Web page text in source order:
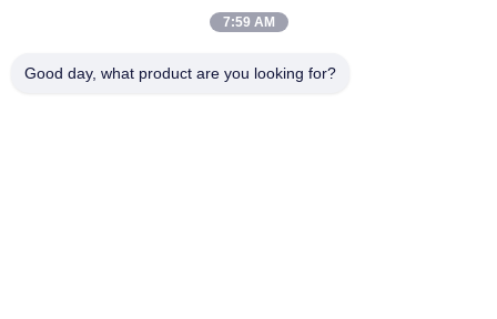
Kapseldrucker
7:59 AM
Good day, what product are you looking for?